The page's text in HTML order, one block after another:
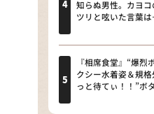
ＬＩＦＥ
新婚さん
ポツンと
ザキ山小
知らぬ男性。カヨ
ツリと呟いた言葉
『相席食堂』“爆烈
クシー水着姿＆規
っと待てぃ！！”ボ